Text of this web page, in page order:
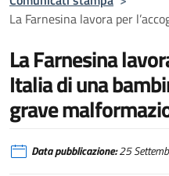
La Farnesina lavora per
La Farnesina
Italia di una
grave
Data pubblicazione:25